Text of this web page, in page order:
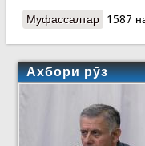
Муфассалтаро Covid-
Кабир
1587
Ахбори рӯз